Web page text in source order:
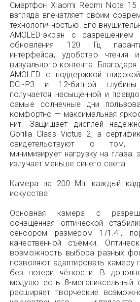
Смартфон Xiaomi Redmi Note
взгляда впечатляет своим
технологичностью. Его
AMOLED-экран с разрешением
обновления 120 Гц
интерфейса, удобство чтения
визуального контента.
AMOLED с поддержкой
DCI-P3 и 12-битной
получается насыщенной и
самые солнечные дни
комфортно — максимальная
нит. Защищает дисплей
Gorilla Glass Victus 2, а
свидетельствуют о том,
минимизирует нагрузку на глаза:
излучает меньше синего света.
Камера на 200 Мп: каждый
искусства
Основная камера с
оснащённая оптической
сенсором размером 1/1.4",
качественной съёмки.
возможность выбора разных
позволяют адаптировать камеру
без потери чёткости. В
модулю есть 8-мегапиксельный
расширяет творческие